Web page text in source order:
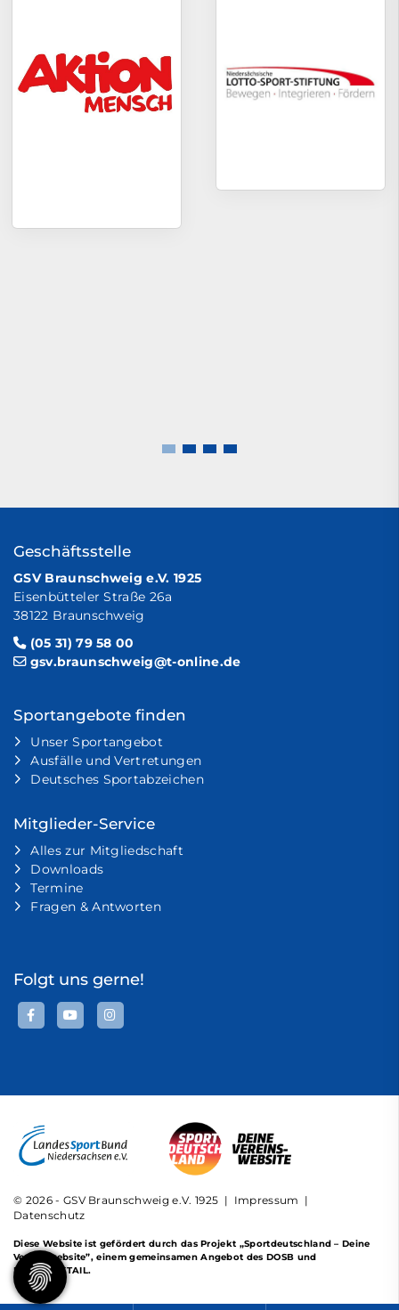
Geschäftsstelle
GSV Braunschweig e.V. 1925
Eisenbütteler Straße 26a
38122 Braunschweig
(05 31) 79 58 00
gsv.braunschweig@t-online.de
Sportangebote finden
Unser Sportangebot
Ausfälle und Vertretungen
Deutsches Sportabzeichen
Mitglieder-Service
Alles zur Mitgliedschaft
Downloads
Termine
Fragen & Antworten
Folgt uns gerne!
© 2026 - GSV Braunschweig e.V. 1925 | Impressum
Datenschutz
Diese Website ist gefördert durch das Projekt „Sportdeutschland – Deine
Vereinswebsite”, einem gemeinsamen Angebot des DOSB und
NETZCOCKTAIL.